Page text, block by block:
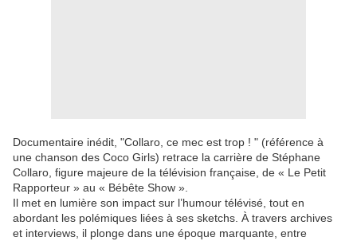
Documentaire inédit, "Collaro, ce mec est trop ! " (référence à
une chanson des Coco Girls) retrace la carrière de Stéphane
Collaro, figure majeure de la télévision française, de « Le Petit
Rapporteur » au « Bébête Show ».
Il met en lumière son impact sur l’humour télévisé, tout en
abordant les polémiques liées à ses sketchs. À travers archives
et interviews, il plonge dans une époque marquante, entre